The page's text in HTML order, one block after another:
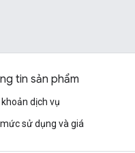
tin sản phẩm
dịch vụ
sử dụng và giá